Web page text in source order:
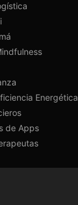
Energética
de Apps